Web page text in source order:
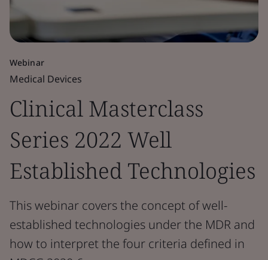
Webinar
Medical Devices
Clinical Masterclass
Series 2022 Well
Established Technologies
This webinar covers the concept of well-
established technologies under the MDR and
how to interpret the four criteria defined in